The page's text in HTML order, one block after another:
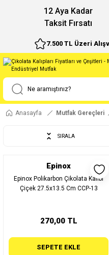
12 Aya Kadar
Taksit Fırsatı
7.500 TL Üzeri
Anasayfa Mutfak Gereçleri
SIRALA
Epinox
Epinox Polikarbon Çikolata Kalıbı
Çiçek 27.5x13.5 Cm CCP-13
270,00 TL
SEPETE EKLE